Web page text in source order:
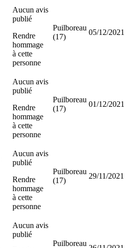
Aucun avis
publié
Rendre
hommage
à cette
personne
Puilboreau
(17)
05/12/2021
Aucun avis
publié
Rendre
hommage
à cette
personne
Puilboreau
(17)
01/12/2021
Aucun avis
publié
Rendre
hommage
à cette
personne
Puilboreau
(17)
29/11/2021
Aucun avis
publié
Puilboreau